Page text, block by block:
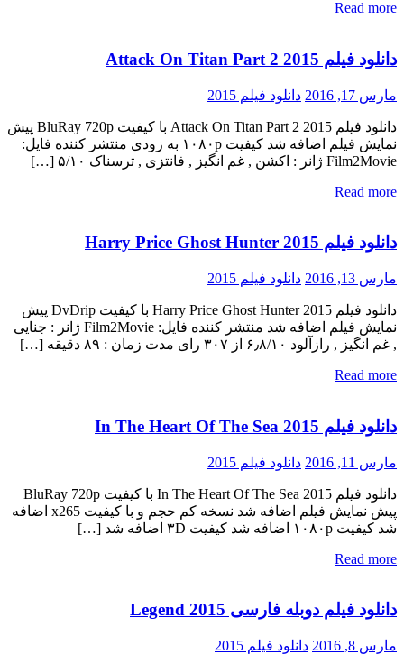
Read more
دانلود فیلم Attack On Titan Part 2 2015
مارس 17, 2016 دانلود فیلم 2015
دانلود فیلم Attack On Titan Part 2 2015 با کیفیت BluRay 720p پیش
نمایش فیلم اضافه شد کیفیت ۱۰۸۰p به زودی منتشر کننده فایل:
Film2Movie ژانر : اکشن , غم انگیز , فانتزی , ترسناک ۵/۱۰ […]
Read more
دانلود فیلم Harry Price Ghost Hunter 2015
مارس 13, 2016 دانلود فیلم 2015
دانلود فیلم Harry Price Ghost Hunter 2015 با کیفیت DvDrip پیش
نمایش فیلم اضافه شد منتشر کننده فایل: Film2Movie ژانر : جنایی
, غم انگیز , رازآلود ۶٫۸/۱۰ از ۳۰۷ رای مدت زمان : ۸۹ دقیقه […]
Read more
دانلود فیلم In The Heart Of The Sea 2015
مارس 11, 2016 دانلود فیلم 2015
دانلود فیلم In The Heart Of The Sea 2015 با کیفیت BluRay 720p
پیش نمایش فیلم اضافه شد نسخه کم حجم و با کیفیت x265 اضافه
شد کیفیت ۱۰۸۰p اضافه شد کیفیت ۳D اضافه شد […]
Read more
دانلود فیلم دوبله فارسی Legend 2015
مارس 8, 2016 دانلود فیلم 2015